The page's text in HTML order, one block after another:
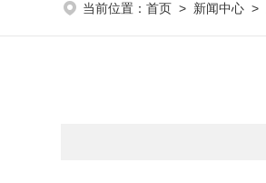
当前位置：首页 > 新闻中心 >